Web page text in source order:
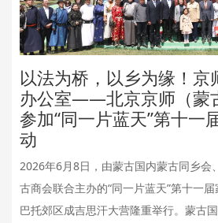
以法为桥，以乡为缘！京
办公室——北京京师（蒙
参加“同一片蓝天”第十一
动
2026年6月8日，由蒙古国内蒙古同乡会
古商会联合主办的“同一片蓝天”第十一
巴托郊区成吉思汗大营隆重举行。蒙古